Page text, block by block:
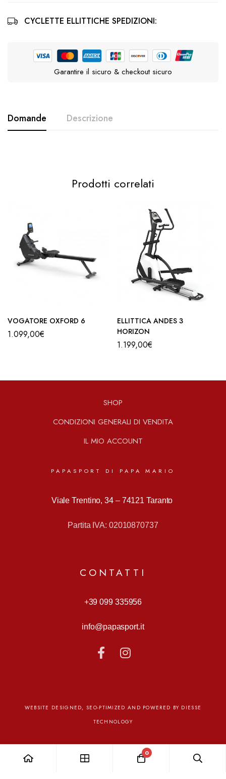
CYCLETTE ELLITTICHE SPEDIZIONI:
Garantire il sicuro & checkout sicuro
Domande Descrizione
in acciaio
Il volano bilanciato da 7
Prodotti correlati
VOGATORE OXFORD 6
1.099,00€
ELLITTICA ANDES 3
HORIZON
1.199,00€
SHOP
CONDIZIONI GENERALI DI VENDITA
IL MIO ACCOUNT
PAPASPORT DI PAPA MARIO
Viale Trentino, 34 – 74121 Taranto
Partita IVA: 02010870737
CONTATTI
+39 099 335956
info@papasport.it
WEBSITE DESIGNED, SEO-PTIMIZED AND POWERED BY DIESSE
TECHNOLOGY
0